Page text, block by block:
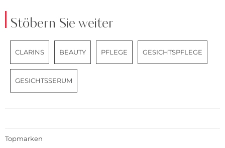
Stöbern Sie weiter
CLARINS BEAUTY PFLEGE GESICHTSPFLEGE
GESICHTSSERUM
Topmarken